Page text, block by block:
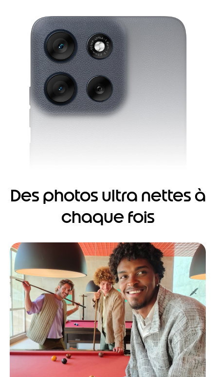
Des photos ultra nettes à
chaque fois